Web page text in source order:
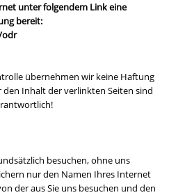
unter folgendem Link eine
bereit:
odr
übernehmen wir keine Haftung
Inhalt der verlinkten Seiten sind
besuchen, ohne uns
nur den Namen Ihres Internet
der aus Sie uns besuchen und den